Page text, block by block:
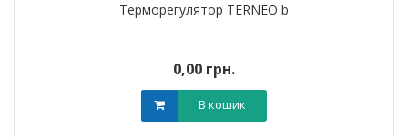
Терморегулятор TERNEO b
0,00 грн.
В кошик